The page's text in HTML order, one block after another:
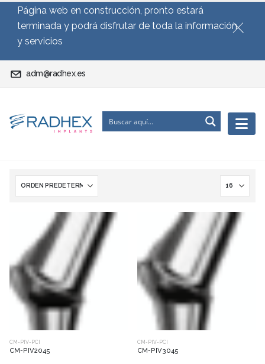
Página web en construcción, pronto estará
terminada y podrá disfrutar de toda la información
y servicios
adm@radhex.es
CM-PIV-PCI
CM-PIV2045
CM-PIV-PCI
CM-PIV3045